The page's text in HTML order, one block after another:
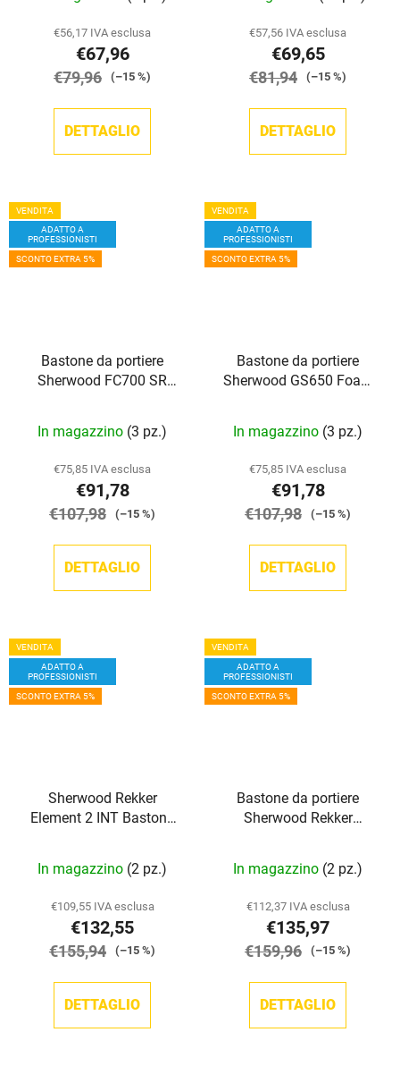
€56,17 IVA esclusa
€67,96
€79,96 (–15 %)
DETTAGLIO
€57,56 IVA esclusa
€69,65
€81,94 (–15 %)
DETTAGLIO
VENDITA
ADATTO A
PROFESSIONISTI
SCONTO EXTRA 5%
Bastone da portiere
Sherwood FC700 SR
In magazzino (3 pz.)
€75,85 IVA esclusa
€91,78
€107,98 (–15 %)
DETTAGLIO
VENDITA
ADATTO A
PROFESSIONISTI
SCONTO EXTRA 5%
Bastone da portiere
Sherwood GS650 Foam
In magazzino (3 pz.)
€75,85 IVA esclusa
€91,78
€107,98 (–15 %)
DETTAGLIO
VENDITA
ADATTO A
PROFESSIONISTI
SCONTO EXTRA 5%
Sherwood Rekker
Element 2 INT Bastone
In magazzino (2 pz.)
€109,55 IVA esclusa
€132,55
€155,94 (–15 %)
DETTAGLIO
VENDITA
ADATTO A
PROFESSIONISTI
SCONTO EXTRA 5%
Bastone da portiere
Sherwood Rekker
In magazzino (2 pz.)
€112,37 IVA esclusa
€135,97
€159,96 (–15 %)
DETTAGLIO